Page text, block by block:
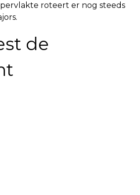
roteert er nog steeds
de